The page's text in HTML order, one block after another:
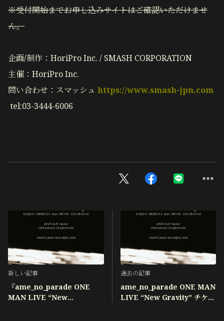
※受付開始までお申し込みサイトはご確認いただけませ
ん。
企画/制作：HoriPro Inc. / SMASH CORPORATION
主催：HoriPro Inc.
問い合わせ：スマッシュ https://www.smash-jpn.com
tel:03-3444-6006
新しい記事
『ame_no_parade ONE
MAN LIVE “New
過去の記事
ame_no_parade ONE MAN
LIVE “New Gravity” チケッ